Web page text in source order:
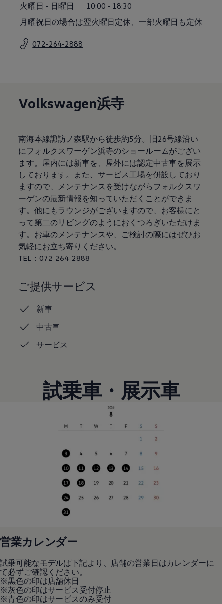
Golf Variant
Passat
ID. Buzz
サービスと純正部品
路上故障に関するサポート
フォルクスワーゲンサービス
Car Navigation System
Drive Recorder
お客様情報
リサイクルへの取組み
警告灯とインジケーターランプ
特定整備情報
ユーザーガイド
運転上の注意
自動車リサイクル法
ロイヤリティプログラム
安心プログラム
メンテナンスプログラム
延長保証ウォルフィサポート
カスタマーセンター
タイヤパンク補償
延長保証サービスガイド
9つの約束
スマート買取
キャンペーン/ファイナンスプログラム
フォルクスワーゲンについて
企業情報
会社概要
会社概要EN
プレスリリース
2025
2024
2021
2018
2017
2016
2015
リコール関連情報
セーフティ マイスター
072-264-2888
火曜日 - 日曜日 10:00 - 18:30
月曜祝日の場合は翌火曜日定休、一部火曜日も定休
Volkswagen浜寺
南海本線諏訪ノ森駅から徒歩約5分。旧26号線沿い
にフォルクスワーゲン浜寺のショールームがござい
ます。屋内には新車を、屋外には認定中古車を展示
しております。また、サービス工場を併設しており
ますので、メンテナンスを受けながらフォルクスワ
ーゲンの最新情報を知っていただくことができま
す。他にもラウンジがございますので、お客様にと
って第二のリビングのようにおくつろぎいただけま
す。お車のメンテナンスや、ご検討の際にはぜひお
気軽にお立ち寄りください。
TEL：072-264-2888
ご提供サービス
新車
中古車
サービス
試乗車・展示車
営業カレンダー
試乗可能なモデルは下記より、店舗の営業日はカレンダーに
て必ずご確認ください。
※黒色の印は店舗休日
※灰色の印はサービス受付停止
※青色の印はサービスのみ受付